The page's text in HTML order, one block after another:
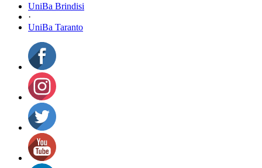
UniBa Brindisi
·
UniBa Taranto